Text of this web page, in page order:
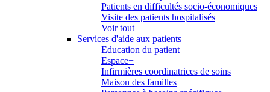
Patients en difficultés socio-économiques
Visite des patients hospitalisés
Voir tout
Services d'aide aux patients
Education du patient
Espace+
Infirmières coordinatrices de soins
Maison des familles